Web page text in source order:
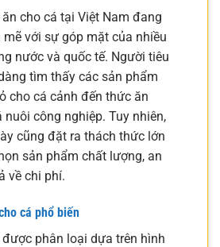
cho cá tại Việt Nam đang
với sự góp mặt của nhiều
nước và quốc tế. Người tiêu
tìm thấy các sản phẩm
cho cá cảnh đến thức ăn
nuôi công nghiệp. Tuy nhiên,
cũng đặt ra thách thức lớn
sản phẩm chất lượng, an
về chi phí.
cá phổ biến
phân loại dựa trên hình